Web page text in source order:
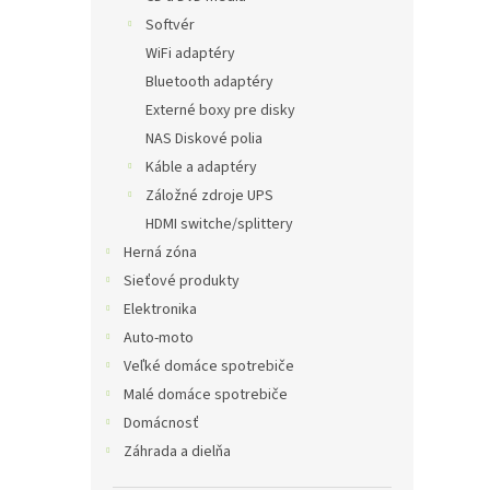
Softvér
WiFi adaptéry
Bluetooth adaptéry
Externé boxy pre disky
NAS Diskové polia
Káble a adaptéry
Záložné zdroje UPS
HDMI switche/splittery
Herná zóna
Sieťové produkty
Elektronika
Auto-moto
Veľké domáce spotrebiče
Malé domáce spotrebiče
Domácnosť
Záhrada a dielňa